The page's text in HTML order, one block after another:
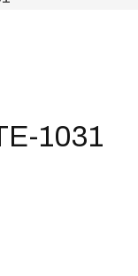
1031